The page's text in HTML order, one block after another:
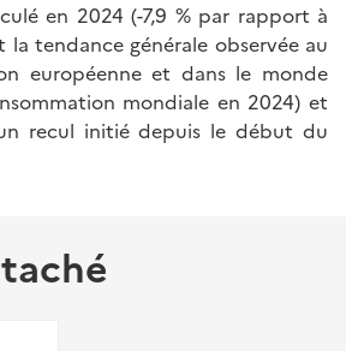
en 2024 (-7,9 % par rapport à
la tendance générale observée au
européenne et dans le monde
mondiale en 2024) et
recul initié depuis le début du